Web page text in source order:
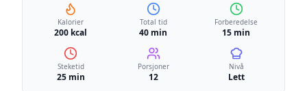
Kalorier
200 kcal
Total tid
40 min
Forberedelse
15 min
Steketid
25 min
Porsjoner
12
Nivå
Lett